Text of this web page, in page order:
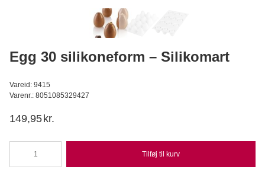
Egg 30 silikoneform – Silikomart
Vareid: 9415
Varenr.: 8051085329427
149,95 kr.
30
Tilføj til kurv